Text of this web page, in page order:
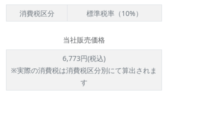
消費税区分
標準税率（10%）
当社販売価格
6,773円(税込)
※実際の消費税は消費税区分別にて算出されま
す